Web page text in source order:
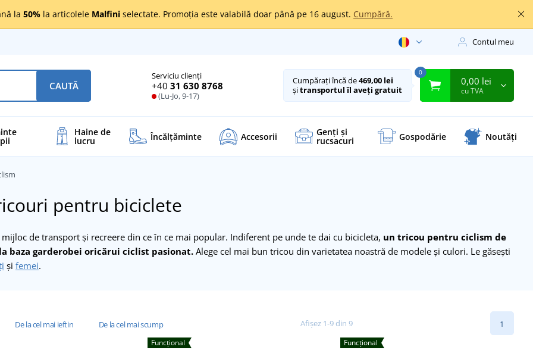
la 50% la articolele Malfini selectate. Promoția este valabilă doar până pe 16 august. Cumpără.
Contul meu
Serviciu clienți
+40 31 630 8768
(Lu-Jo, 9-17)
CAUTĂ Cumpărați încă de469,00 lei
șitransportul îl aveți gratuit
0
0,00 lei
cu TVA
Haine de
lucru Încălţăminte Accesorii Genți și
rucsacuri Gospodărie Noutăți
pentru biciclete
mijloc de transport și recreere din ce în ce mai popular. Indiferent pe unde te dai cu bicicleta, un tricou pentru ciclism de
baza garderobei oricărui ciclist pasionat. Alege cel mai bun tricou din varietatea noastră de modele şi culori. Le găsești
şi femei.
De la cel mai ieftin De la cel mai scump Afișez 1-9 din 9 1
Funcțional Funcțional